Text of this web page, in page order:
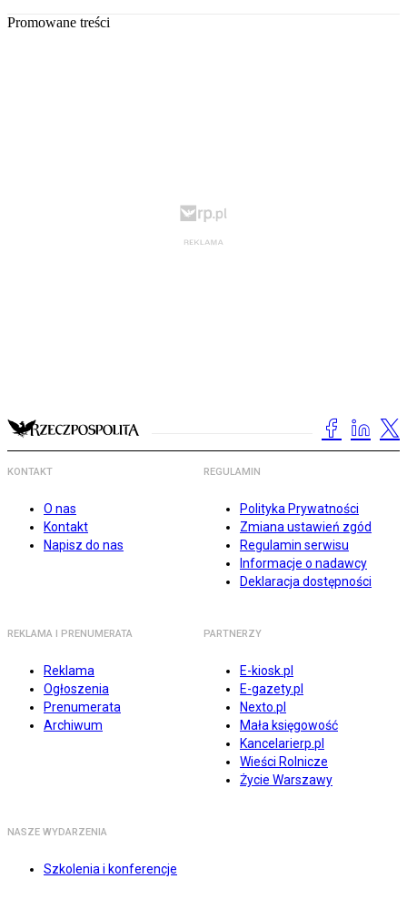
Promowane treści
KONTAKT
O nas
Kontakt
Napisz do nas
REGULAMIN
Polityka Prywatności
Zmiana ustawień zgód
Regulamin serwisu
Informacje o nadawcy
Deklaracja dostępności
REKLAMA I PRENUMERATA
Reklama
Ogłoszenia
Prenumerata
Archiwum
PARTNERZY
E-kiosk.pl
E-gazety.pl
Nexto.pl
Mała księgowość
Kancelarierp.pl
Wieści Rolnicze
Życie Warszawy
NASZE WYDARZENIA
Szkolenia i konferencje